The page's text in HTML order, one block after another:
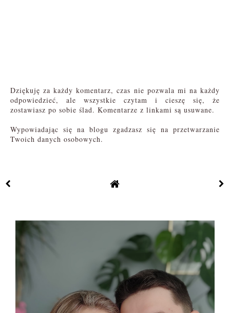
Dziękuję za każdy komentarz, czas nie pozwala mi na każdy
odpowiedzieć, ale wszystkie czytam i cieszę się, że
zostawiasz po sobie ślad. Komentarze z linkami są usuwane.
Wypowiadając się na blogu zgadzasz się na przetwarzanie
Twoich danych osobowych.